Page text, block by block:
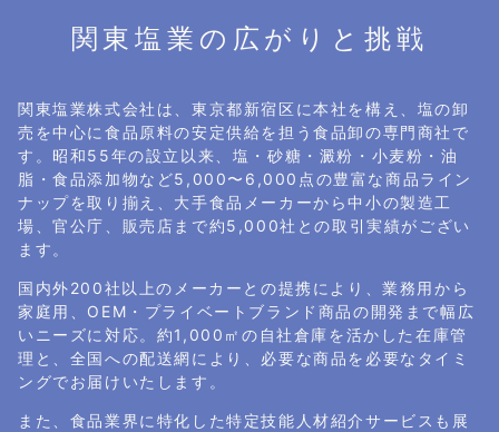
関東塩業の広がりと挑戦
関東塩業株式会社は、東京都新宿区に本社を構え、塩の卸
売を中心に食品原料の安定供給を担う食品卸の専門商社で
す。昭和55年の設立以来、塩・砂糖・澱粉・小麦粉・油
脂・食品添加物など5,000〜6,000点の豊富な商品ライン
ナップを取り揃え、大手食品メーカーから中小の製造工
場、官公庁、販売店まで約5,000社との取引実績がござい
ます。
国内外200社以上のメーカーとの提携により、業務用から
家庭用、OEM・プライベートブランド商品の開発まで幅広
いニーズに対応。約1,000㎡の自社倉庫を活かした在庫管
理と、全国への配送網により、必要な商品を必要なタイミ
ングでお届けいたします。
また、食品業界に特化した特定技能人材紹介サービスも展